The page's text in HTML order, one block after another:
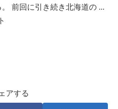
前回に引き続き北海道の ...
アする